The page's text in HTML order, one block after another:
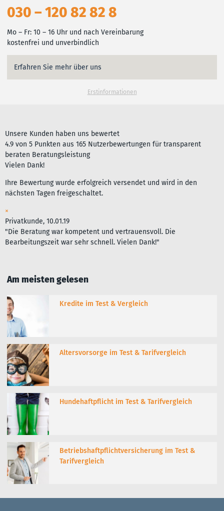
030 – 120 82 82 8
Mo – Fr: 10 – 16 Uhr und nach Vereinbarung
kostenfrei und unverbindlich
Erfahren Sie mehr über uns
Erstinformationen
Unsere Kunden haben uns bewertet
4.9 von 5 Punkten aus 165 Nutzerbewertungen fürtransparent
beraten Beratungsleistung
Vielen Dank!
Ihre Bewertung wurde erfolgreich versendet und wird in den
nächsten Tagen freigeschaltet.
×
Privatkunde, 10.01.19
"Die Beratung war kompetent und vertrauensvoll. Die
Bearbeitungszeit war sehr schnell. Vielen Dank!"
Am meisten gelesen
Kredite im Test & Vergleich
Altersvorsorge im Test & Tarifvergleich
Hundehaftpflicht im Test & Tarifvergleich
Betriebshaftpflichtversicherung im Test &
Tarifvergleich